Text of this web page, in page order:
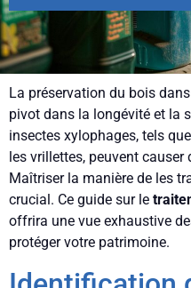
La préservation du bois
pivot dans la longévité et la
insectes xylophages, tels
les vrillettes, peuvent
Maîtriser la manière de les
crucial. Ce guide sur le
offrira une vue exhaustive
protéger votre patrimoine.